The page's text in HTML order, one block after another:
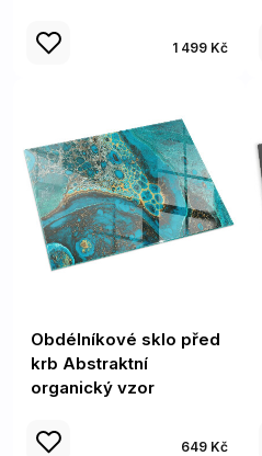
1 499 Kč
Obdélníkové sklo před
krb Abstraktní
organický vzor
649 Kč